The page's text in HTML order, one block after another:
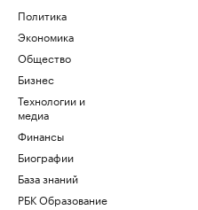
Политика
Экономика
Общество
Бизнес
Технологии и
медиа
Финансы
Биографии
База знаний
РБК Образование